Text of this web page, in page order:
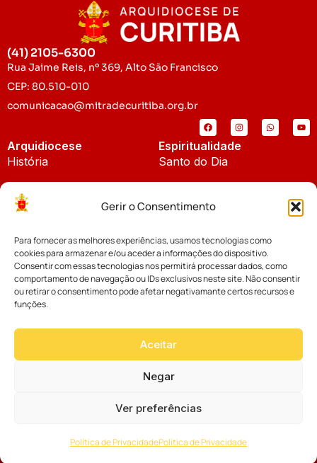
Gerir o Consentimento
Para fornecer as melhores experiências, usamos tecnologias como
cookies para armazenar e/ou aceder a informações do dispositivo.
Consentir com essas tecnologias nos permitirá processar dados, como
comportamento de navegação ou IDs exclusivos neste site. Não consentir
ou retirar o consentimento pode afetar negativamante certos recursos e
funções.
Aceitar
Negar
Ver preferências
Política de PrivacidadePolítica de Privacidade
(41) 2105-6300
Rua Jaime Reis, nº 369, Alto São Francisco
CEP: 80.510-010
comunicacao@mitradecuritiba.org.br
Arquidiocese
História
Padroeira
Espiritualidade
Santo do Dia
Notícias
Notícias da Arquidiocese
Notícias Cáritas
Palavra dos Bispos
Cúria Diocesana
Fundo Diocesano
Vicariatos da Educação
Eventos
por